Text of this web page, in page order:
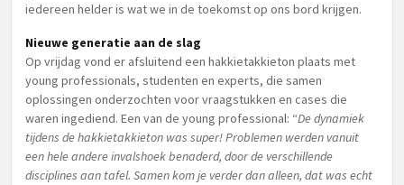
iedereen helder is wat we in de toekomst op ons bord krijgen.
Nieuwe generatie aan de slag
Op vrijdag vond er afsluitend een hakkietakkieton plaats met
young professionals, studenten en experts, die samen
oplossingen onderzochten voor vraagstukken en cases die
waren ingediend. Een van de young professional: “De dynamiek
tijdens de hakkietakkieton was super! Problemen werden vanuit
een hele andere invalshoek benaderd, door de verschillende
disciplines aan tafel. Samen kom je verder dan alleen, dat was echt